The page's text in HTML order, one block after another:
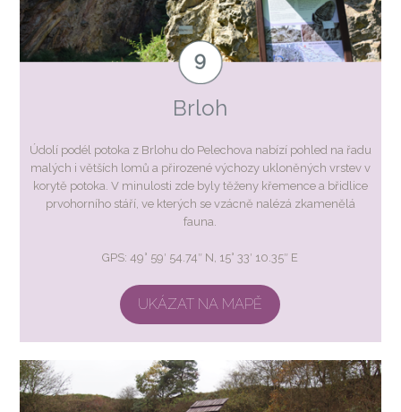
Brloh
Údolí podél potoka z Brlohu do Pelechova nabízí pohled na řadu
malých i větších lomů a přirozené výchozy ukloněných vrstev v
korytě potoka. V minulosti zde byly těženy křemence a břidlice
prvohorního stáří, ve kterých se vzácně nalézá zkamenělá
fauna.
GPS: 49° 59′ 54.74″ N, 15° 33′ 10.35″ E
UKÁZAT NA MAPĚ